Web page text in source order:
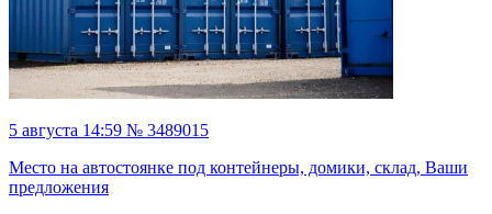
5 августа 14:59 № 3489015
Место на автостоянке под контейнеры, домики, склад, Ваши
предложения